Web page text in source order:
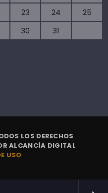
23 24
25
30
31
LOS DERECHOS
ALCANCÍA DIGITAL
USO